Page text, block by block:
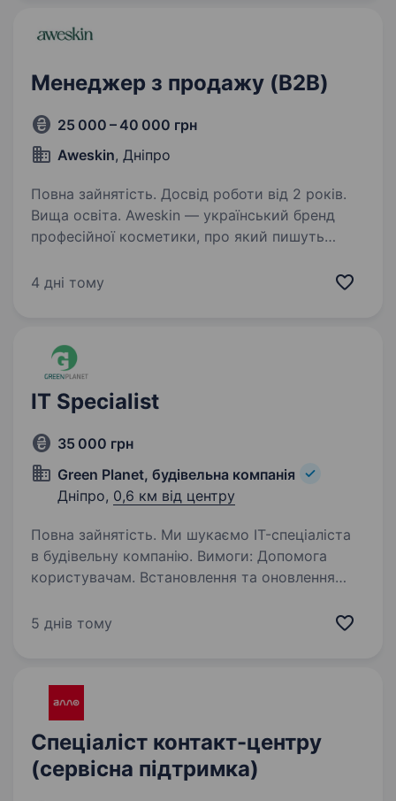
Менеджер з продажу (B2B)
25 000 – 40 000 грн
Aweskin, Дніпро
Повна зайнятість. Досвід роботи від 2 років.
Вища освіта. Aweskin — український бренд
професійної косметики, про який пишуть
має сотні позитивних відгуків від косметологів
4 дні тому
IT Specialist
35 000 грн
Green Planet, будівельна компанія
Дніпро, 0,6 км від центру
Повна зайнятість. Ми шукаємо IT-спеціаліста
в будівельну компанію. Вимоги: Допомога
користувачам. Встановлення та оновлення
Забезпечення роботи IT-систем. Умови роботи:
5 днів тому
Спеціаліст контакт-центру
(сервісна підтримка)